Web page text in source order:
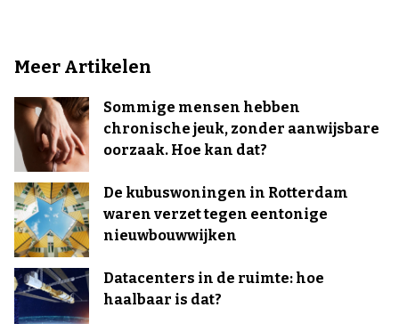
Meer Artikelen
Sommige mensen hebben
chronische jeuk, zonder aanwijsbare
oorzaak. Hoe kan dat?
De kubuswoningen in Rotterdam
waren verzet tegen eentonige
nieuwbouwwijken
Datacenters in de ruimte: hoe
haalbaar is dat?